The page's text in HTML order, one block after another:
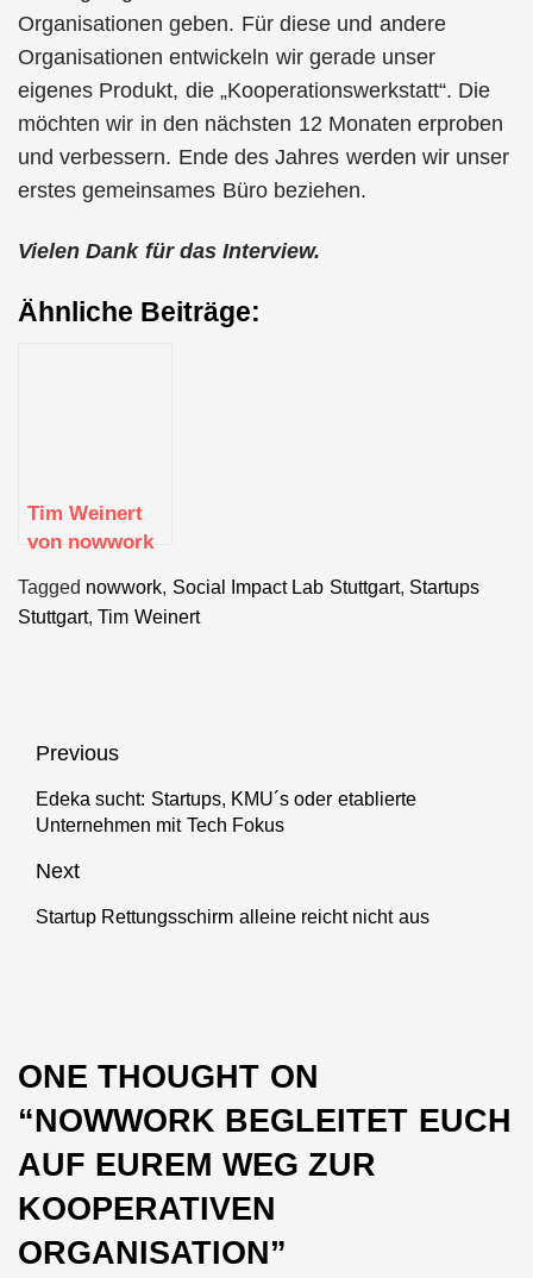
Organisationen geben. Für diese und andere
Organisationen entwickeln wir gerade unser
eigenes Produkt, die „Kooperationswerkstatt“. Die
möchten wir in den nächsten 12 Monaten erproben
und verbessern. Ende des Jahres werden wir unser
erstes gemeinsames Büro beziehen.
Vielen Dank für das Interview.
Ähnliche Beiträge:
Tim Weinert
von nowwork
Tagged nowwork, Social Impact Lab Stuttgart, Startups
Stuttgart,Tim Weinert
Beitragsnavigation
Previous
Previous
post:
Edeka sucht: Startups, KMU´s oder etablierte
Unternehmen mit Tech Fokus
Next
Next
Startup Rettungsschirm alleine reicht nicht aus
ONE THOUGHT ON
“NOWWORK BEGLEITET EUCH
AUF EUREM WEG ZUR
KOOPERATIVEN
ORGANISATION”